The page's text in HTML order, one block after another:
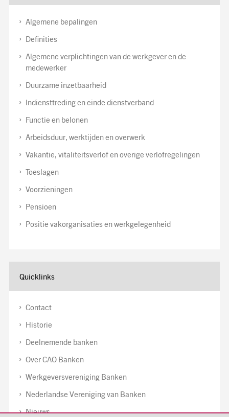
Algemene bepalingen
Definities
Algemene verplichtingen van de werkgever en de
medewerker
Duurzame inzetbaarheid
Indiensttreding en einde dienstverband
Functie en belonen
Arbeidsduur, werktijden en overwerk
Vakantie, vitaliteitsverlof en overige verlofregelingen
Toeslagen
Voorzieningen
Pensioen
Positie vakorganisaties en werkgelegenheid
Quicklinks
Contact
Historie
Deelnemende banken
Over CAO Banken
Werkgeversvereniging Banken
Nederlandse Vereniging van Banken
Nieuws